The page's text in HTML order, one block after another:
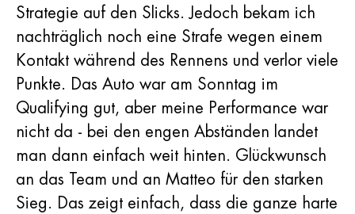
Strategie auf den Slicks. Jedoch bekam ich
nachträglich noch eine Strafe wegen einem
Kontakt während des Rennens und verlor viele
Punkte. Das Auto war am Sonntag im
Qualifying gut, aber meine Performance war
nicht da - bei den engen Abständen landet
man dann einfach weit hinten. Glückwunsch
an das Team und an Matteo für den starken
Sieg. Das zeigt einfach, dass die ganze harte